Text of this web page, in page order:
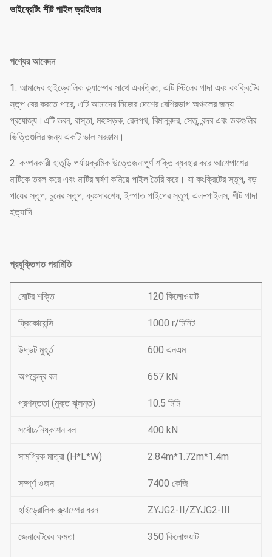
ভাইব্রেটিং শীট পাইল ড্রাইভার
পণ্যের আবেদন
1. আমাদের হাইড্রোলিক ক্ল্যাম্পের সাথে একত্রিত, এটি স্টিলের গাদা এবং কংক্রিটের
স্তূপ বের করতে পারে, এটি আমাদের নিজের দেশের বেশিরভাগ অঞ্চলের জন্য
প্রযোজ্য।এটি ভবন, রাস্তা, মহাসড়ক, রেলপথ, বিমানবন্দর, সেতু, বন্দর এবং ডকগুলির
ভিত্তিগুলির জন্য একটি ভাল সরঞ্জাম।
2. কম্পনকারী হাতুড়ি পর্যায়ক্রমিক উত্তেজনাপূর্ণ শক্তি ব্যবহার করে আশেপাশের
মাটিকে তরল করে এবং মাটির ঘর্ষণ কমিয়ে পাইল তৈরি করে। যা কংক্রিটের স্তূপ, বড়
পায়ের স্তূপ, চুনের স্তূপ, ধ্বংসাবশেষ, ইস্পাত পাইপের স্তূপ, এল-পাইলস, শীট গাদা
ইত্যাদি
প্রযুক্তিগত পরামিতি
মোটর শক্তি 120 কিলোওয়াট
ফ্রিকোয়েন্সি 1000 r/মিনিট
উদ্ভট মুহূর্ত 600 এনএম
অপকেন্দ্র বল 657 kN
প্রশস্ততা (মুক্ত ঝুলন্ত) 10.5 মিমি
সর্বোচ্চনিষ্কাশন বল 400 kN
সামগ্রিক মাত্রা (H*L*W) 2.84m*1.72m*1.4m
সম্পূর্ণ ওজন 7400 কেজি
হাইড্রোলিক ক্ল্যাম্পের ধরন ZYJG2-II/ZYJG2-III
জেনারেটরের ক্ষমতা 350 কিলোওয়াট